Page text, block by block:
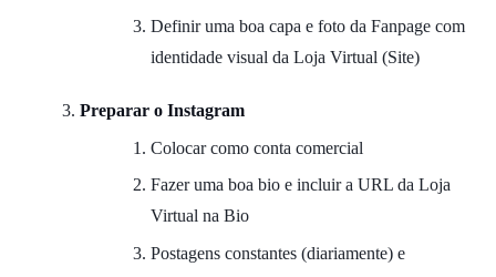
Definir uma boa capa e foto da Fanpage com
identidade visual da Loja Virtual (Site)
Preparar o Instagram
Colocar como conta comercial
Fazer uma boa bio e incluir a URL da Loja
Virtual na Bio
Postagens constantes (diariamente) e